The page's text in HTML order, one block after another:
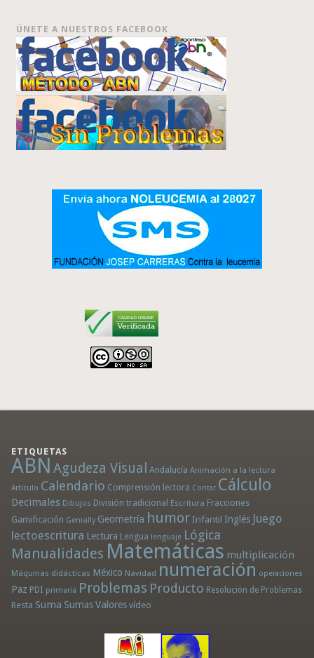
ÚNETE A NUESTROS FACEBOOK
ETIQUETAS
ABN Agudeza Visual Andalucía Animación a la lectura
Artículo Calendario Comprensión lectora Contar Cálculo
Decimales Dibujos División tradicional Escritura Fracciones
Gamificación Genially Geometría humor Infantil Inglés Juego
lectoescritura Lectura Lengua lenguaje Lógica
Manualidades Matemáticas multiplicación
Máquinas didácticas México Navidad numeración operaciones
Paz PDI primaria Problemas Producto Resolución de Problemas
Resta Suma Sumas Valores vídeo